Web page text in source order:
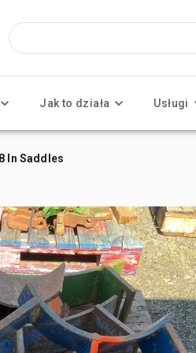
Jak to działa Usługi
In Saddles